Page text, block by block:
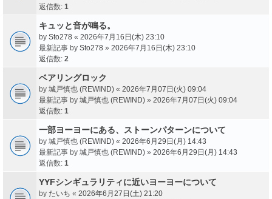
返信数: 1
キュッと音が鳴る。
by Sto278 « 2026年7月16日(木) 23:10
最新記事 by Sto278 » 2026年7月16日(木) 23:10
返信数: 2
ベアリングロック
by 城戸慎也 (REWIND) « 2026年7月07日(火) 09:04
最新記事 by 城戸慎也 (REWIND) » 2026年7月07日(火) 09:04
返信数: 1
一部ヨーヨーにある、ストーンパターンについて
by 城戸慎也 (REWIND) « 2026年6月29日(月) 14:43
最新記事 by 城戸慎也 (REWIND) » 2026年6月29日(月) 14:43
返信数: 1
YYFシンギュラリティに近いヨーヨーについて
by たいち « 2026年6月27日(土) 21:20